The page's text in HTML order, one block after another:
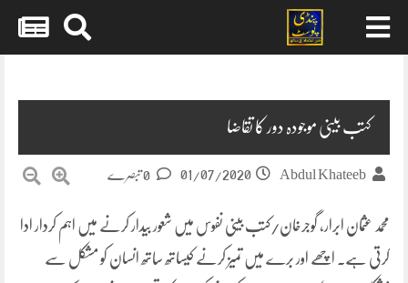
کتب بینی موجودہ دور کا تقاضا
Abdul Khateeb
01/07/2020
محمد عثمان ابرار، گوجرخان/کتب بینی نفوس میں شعور بیدار کرنے میں اہم کردار ادا
کرتی ہے۔ اچھے اور برے میں تمیز کرنے کیساتھ ساتھ انسان کو مشکل سے